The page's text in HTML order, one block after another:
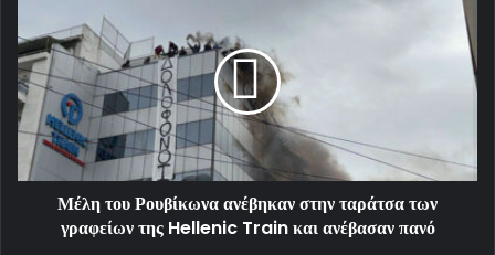
Μέλη του Ρουβίκωνα ανέβηκαν στην ταράτσα των
γραφείων της Hellenic Train και ανέβασαν πανό